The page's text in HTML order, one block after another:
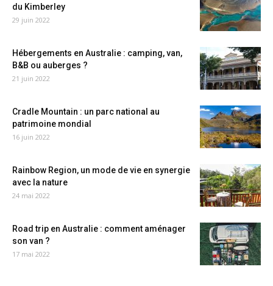
du Kimberley
29 juin 2022
Hébergements en Australie : camping, van,
B&B ou auberges ?
21 juin 2022
Cradle Mountain : un parc national au
patrimoine mondial
16 juin 2022
Rainbow Region, un mode de vie en synergie
avec la nature
24 mai 2022
Road trip en Australie : comment aménager
son van ?
17 mai 2022